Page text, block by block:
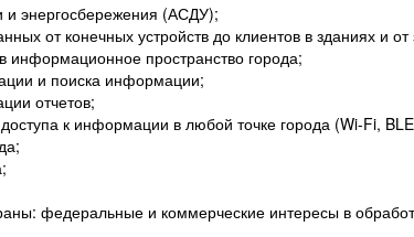
и энергосбережения (АСДУ);
от конечных устройств до клиентов в зданиях и
информационное пространство города;
и поиска информации;
отчетов;
к информации в любой точке города (Wi-Fi,
федеральные и коммерческие интересы в